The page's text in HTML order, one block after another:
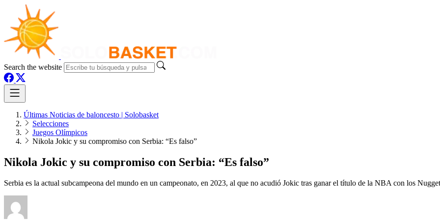
Search the website
Últimas Noticias de baloncesto | Solobasket
Selecciones
Juegos Olímpicos
Nikola Jokic y su compromiso con Serbia: “Es falso”
Nikola Jokic y su compromiso con Serbia: “Es falso”
Serbia es la actual subcampeona del mundo en un campeonato, en 2023, al que no acudió Jokic tras ganar el título de la NBA con los